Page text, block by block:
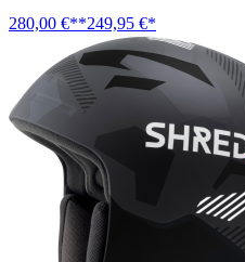
280,00 €**249,95 €*